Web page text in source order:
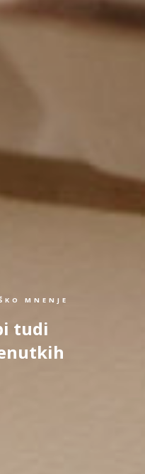
MNENJE
tudi